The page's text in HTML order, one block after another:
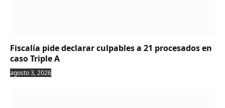
Fiscalía pide declarar culpables a 21 procesados en
caso Triple A
agosto 3, 2026